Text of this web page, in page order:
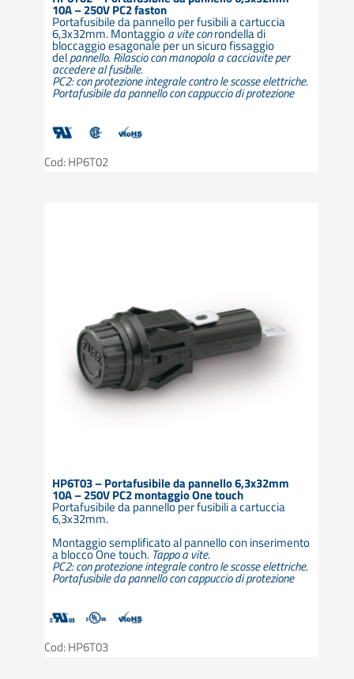
10A – 250V PC2 faston
Portafusibile da pannello per fusibili a cartuccia
6,3x32mm. Montaggioa vite conrondella di
bloccaggio esagonale per un sicuro fissaggio
delpannello. Rilascio con manopola a cacciavite per
accedere al fusibile.
PC2: con protezione integrale contro le scosse elettriche.
Portafusibile da pannello con cappuccio di protezione
Cod: HP6T02
HP6T03 – Portafusibile da pannello 6,3x32mm
10A – 250V PC2 montaggio One touch
Portafusibile da pannello per fusibili a cartuccia
6,3x32mm.
Montaggio semplificato al pannello con inserimento
a blocco One touch. Tappo a vite.
PC2: con protezione integrale contro le scosse elettriche.
Portafusibile da pannello con cappuccio di protezione
Cod: HP6T03